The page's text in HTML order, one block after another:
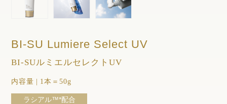
BI-SU Lumiere Select UV
BI-SUルミエルセレクトUV
内容量 | 1本＝50g
ラシアル™*配合